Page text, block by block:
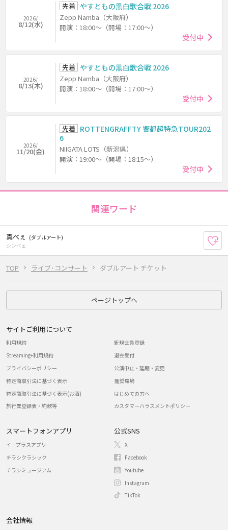
TOP ライブ･コンサート ダブルアート チケット
2026/
8/12(水)
先着 やすともの黒白歌合戦 2026
Zepp Namba（大阪府）
開演：18:00～（開場：17:00～）
受付中
2026/
8/13(木)
先着 やすともの黒白歌合戦 2026
Zepp Namba（大阪府）
開演：18:00～（開場：17:00～）
受付中
2026/
11/20(金)
先着 ROTTENGRAFFTY 響都超特急TOUR202
6
NIIGATA LOTS（新潟県）
開演：19:00～（開場：18:15～）
受付中
関連ワード
真べぇ
(ダブルアート)
シンベェ
ページトップへ
サイトご利用について
利用規約
Streaming+利用規約
プライバシーポリシー
特定商取引法に基づく表示
特定商取引法に基づく表示(お酒)
旅行業登録表・約款等
新規会員登録
退会受付
公演中止・延期・変更
推奨環境
はじめての方へ
カスタマーハラスメントポリシー
スマートフォンアプリ
イープラスアプリ
チラシクラシック
チラシミュージアム
公式SNS
X
Facebook
Youtube
Instagram
TikTok
会社情報